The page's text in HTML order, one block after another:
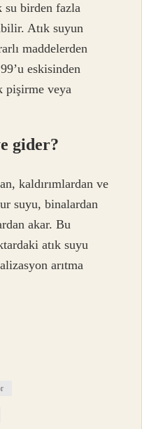
su birden fazla
Atık suyun
maddelerden
eskisinden
pişirme veya
gider?
kaldırımlardan ve
suyu, binalardan
akar. Bu
atık suyu
arıtma